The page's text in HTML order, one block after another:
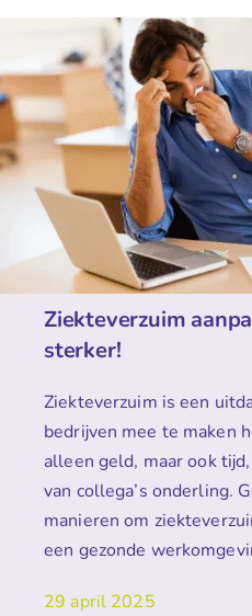
Ziekteverzuim
sterker!
Ziekteverzuim is een
bedrijven mee te maken
alleen geld, maar ook
van collega’s onderling.
manieren om
een gezonde
29 april 2025